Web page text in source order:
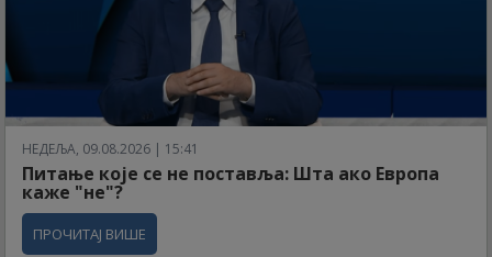
НЕДЕЉА, 09.08.2026 | 15:41
Питање које се не поставља: Шта ако Европа
каже "не"?
ПРОЧИТАЈ ВИШЕ